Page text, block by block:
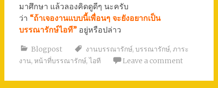
มาศึกษา แล้วลองคิดดูดีๆ นะครับ
ว่า “ถ้าเจองานแบบนี้เพื่อนๆ จะยังอยากเป็น
บรรณารักษ์ไอที”อยู่หรือปล่าว
Blogpost งานบรรณารักษ์, บรรณารักษ์, ภาระ
งาน, หน้าที่บรรณารักษ์,ไอที Leave a comment